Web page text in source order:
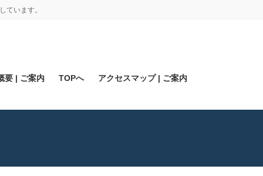
います。
要 | ご案内 TOPへ アクセスマップ | ご案内